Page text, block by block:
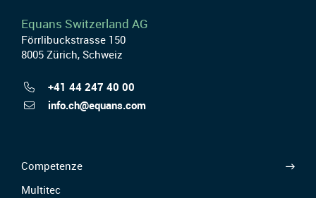
Equans Switzerland AG
Förrlibuckstrasse 150
8005 Zürich, Schweiz
+41 44 247 40 00
info.ch@equans.com
Competenze
Multitec